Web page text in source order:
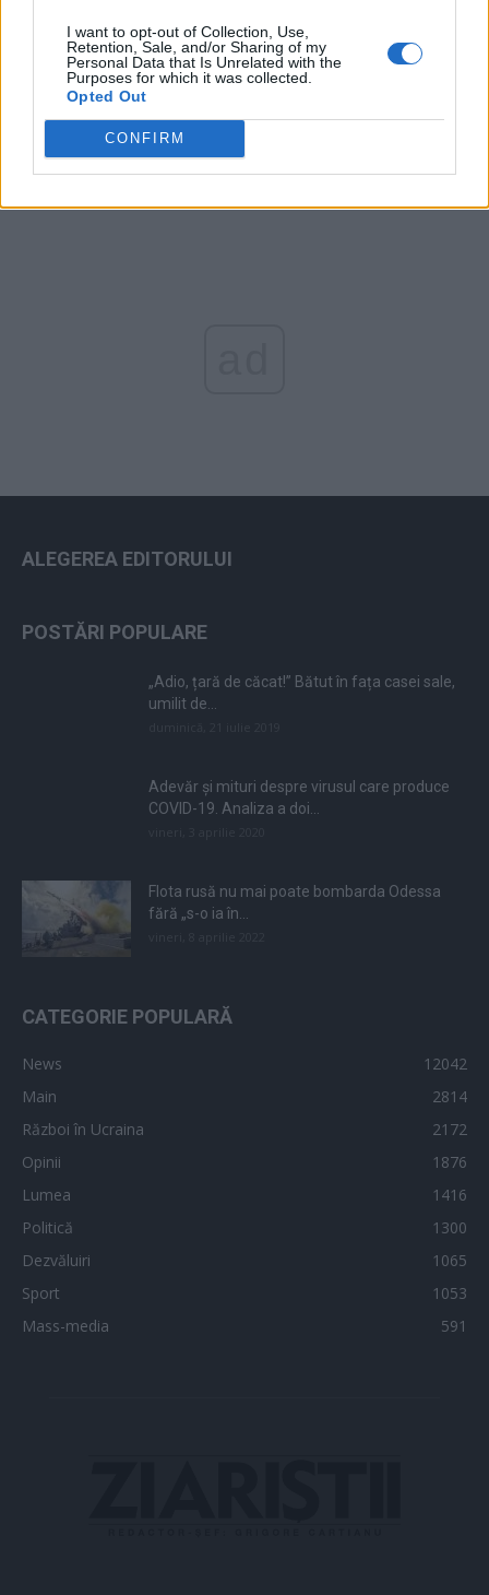
I want to opt-out of Collection, Use,
Retention, Sale, and/or Sharing of my
Personal Data that Is Unrelated with the
Purposes for which it was collected.
Opted Out
CONFIRM
Arată rezultatele
Arhiva sondajelor
ALEGEREA EDITORULUI
POSTĂRI POPULARE
„Adio, țară de căcat!” Bătut în fața casei sale,
umilit de...
Adevăr și mituri despre virusul care produce
COVID-19. Analiza a doi...
Flota rusă nu mai poate bombarda Odessa
fără „s-o ia în...
CATEGORIE POPULARĂ
News
12042
Main
2814
Război în Ucraina
2172
Opinii
1876
Lumea
1416
Politică
1300
Dezvăluiri
1065
Sport
1053
Mass-media
591